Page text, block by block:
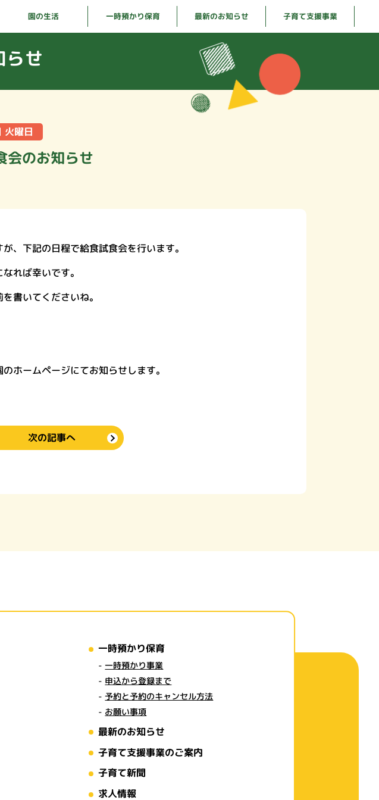
園の生活 一時預かり保育 最新のお知らせ 子育て支援事業
らせ
曜日
会のお知らせ
、下記の日程で給食試食会を行います。
れば幸いです。
書いてくださいね。
ホームページにてお知らせします。
次の記事へ
一時預かり保育
一時預かり事業
申込から登録まで
予約と予約のキャンセル方法
お願い事項
最新のお知らせ
子育て支援事業のご案内
子育て新聞
求人情報